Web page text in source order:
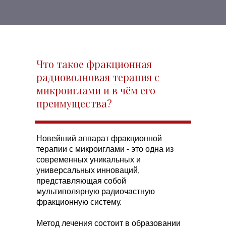
Что такое фракционная
радиоволновая терапия с
микроиглами и в чём его
преимущества?
Новейший аппарат фракционной
терапии с микроиглами - это одна из
современных уникальных и
универсальных инноваций,
представляющая собой
мультиполярную радиочастную
фракционную систему.
Метод лечения состоит в образовании